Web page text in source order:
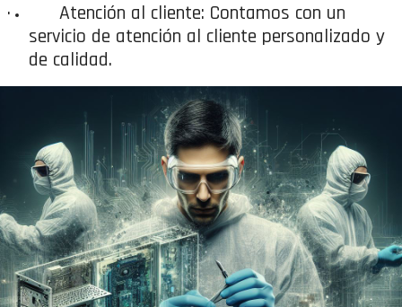
·
Atención al cliente: Contamos con un
servicio de atención al cliente personalizado y
de calidad.